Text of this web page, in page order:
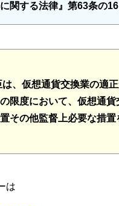
関する法律』第63条の
、仮想通貨交換業の適
限度において、仮想通
その他監督上必要な措
は